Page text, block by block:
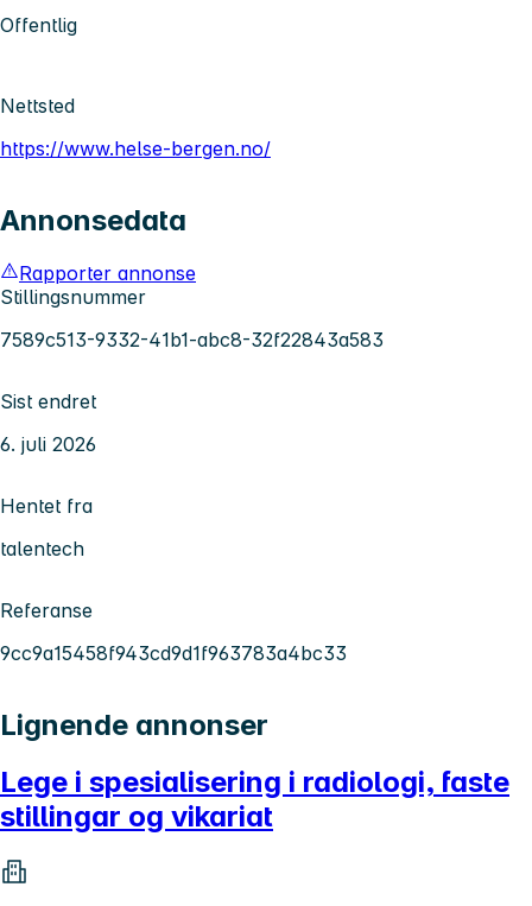
Offentlig
Nettsted
https://www.helse-bergen.no/
Annonsedata
Rapporter annonse
Stillingsnummer
7589c513-9332-41b1-abc8-32f22843a583
Sist endret
6. juli 2026
Hentet fra
talentech
Referanse
9cc9a15458f943cd9d1f963783a4bc33
Lignende annonser
Lege i spesialisering i radiologi, faste
stillingar og vikariat